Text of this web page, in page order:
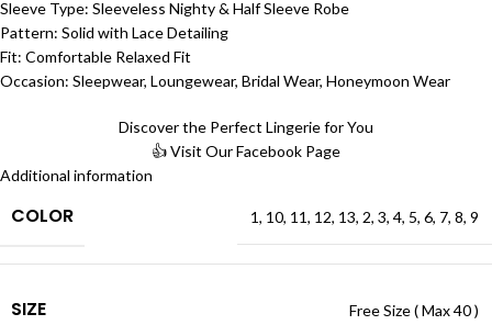
Sleeve Type: Sleeveless Nighty & Half Sleeve Robe
Pattern: Solid with Lace Detailing
Fit: Comfortable Relaxed Fit
Occasion: Sleepwear, Loungewear, Bridal Wear, Honeymoon Wear
Discover the Perfect Lingerie for You
👍 Visit Our Facebook Page
Additional information
COLOR 1, 10, 11, 12, 13, 2, 3, 4, 5, 6, 7, 8, 9
SIZE Free Size ( Max 40 )